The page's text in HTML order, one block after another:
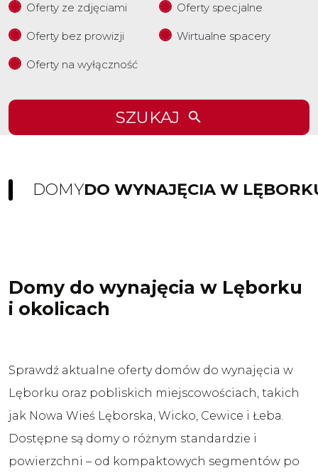
Oferty ze zdjęciami
Oferty specjalne
Oferty bez prowizji Wirtualne spacery
Oferty na wyłączność
SZUKAJ
DOMYDO WYNAJĘCIA W
Domy do wynajęcia w Lęborku
i okolicach
Sprawdź aktualne oferty domów do wynajęcia w
Lęborku oraz pobliskich miejscowościach, takich
jak Nowa Wieś Lęborska, Wicko, Cewice i Łeba.
Dostępne są domy o różnym standardzie i
powierzchni – od kompaktowych segmentów po